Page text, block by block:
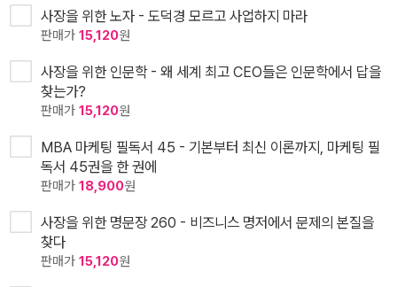
사장을 위한 노자 - 도덕경 모르고 사업하지 마라
판매가 15,120원
사장을 위한 인문학 - 왜 세계 최고 CEO들은 인문학에서 답을
찾는가?
판매가 15,120원
MBA 마케팅 필독서 45 - 기본부터 최신 이론까지, 마케팅 필
독서 45권을 한 권에
판매가 18,900원
사장을 위한 명문장 260 - 비즈니스 명저에서 문제의 본질을
찾다
판매가 15,120원